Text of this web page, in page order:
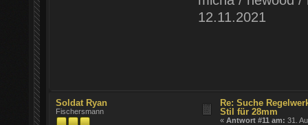
12.11.2021
Soldat Ryan
Fischersmann
Re: Suche
Stil für 28mm
«Antwort #11 am: 31.